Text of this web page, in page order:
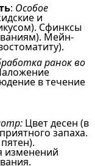
: Особое
и
Сфинксы
Мейн-
ранок во
в течение
Цвет десен (в
запаха.
изменений